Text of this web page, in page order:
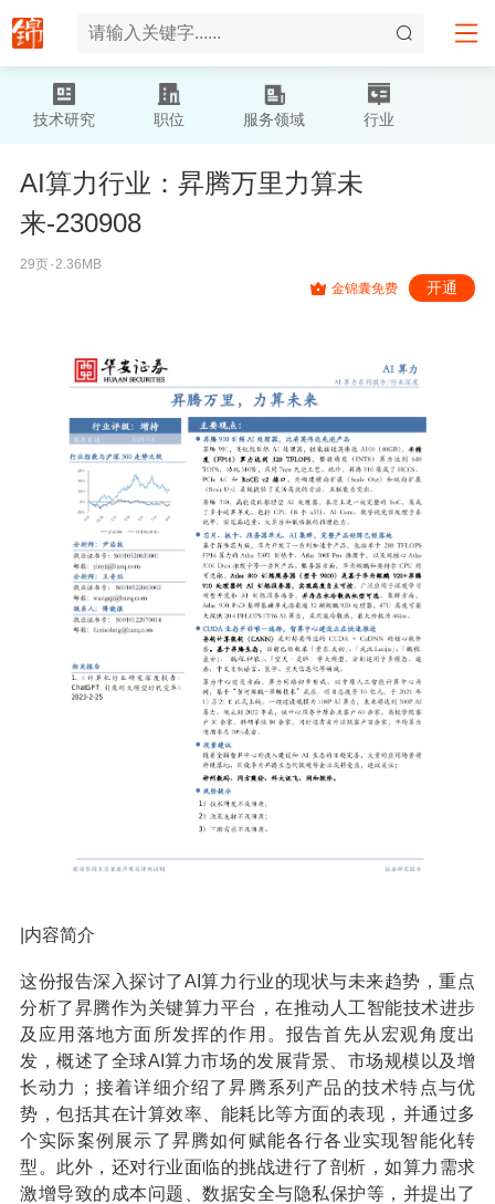
技术研究 职位 服务领域 行业
AI算力行业：昇腾万里力算未
来-230908
29页۰2.36MB
金锦囊免费
开通
|内容简介
这份报告深入探讨了AI算力行业的现状与未来趋势，重点
分析了昇腾作为关键算力平台，在推动人工智能技术进步
及应用落地方面所发挥的作用。报告首先从宏观角度出
发，概述了全球AI算力市场的发展背景、市场规模以及增
长动力；接着详细介绍了昇腾系列产品的技术特点与优
势，包括其在计算效率、能耗比等方面的表现，并通过多
个实际案例展示了昇腾如何赋能各行各业实现智能化转
型。此外，还对行业面临的挑战进行了剖析，如算力需求
激增导致的成本问题、数据安全与隐私保护等，并提出了